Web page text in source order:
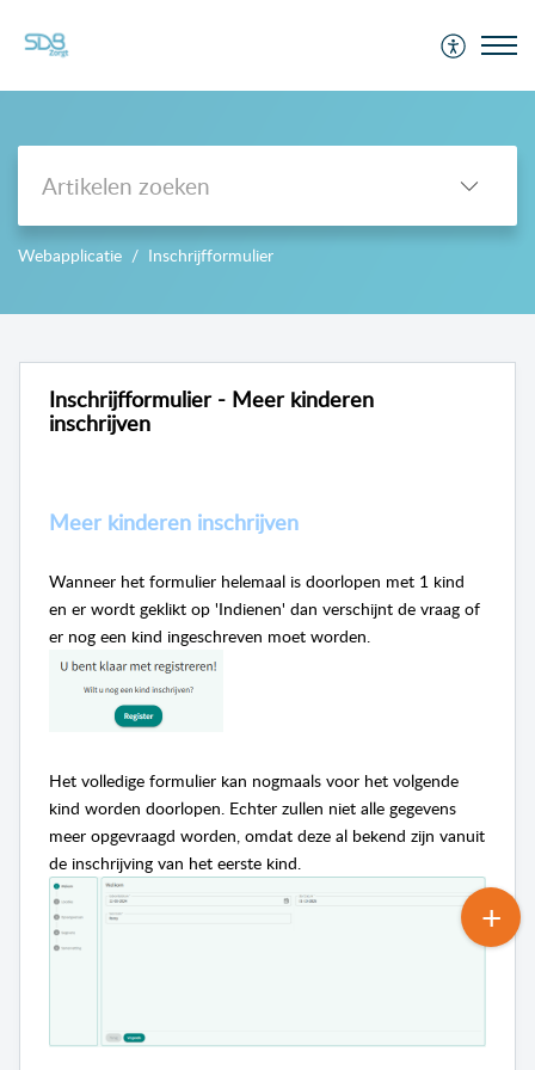
Webapplicatie Inschrijfformulier
Inschrijfformulier - Meer kinderen
inschrijven
Meer kinderen inschrijven
Wanneer het formulier helemaal is doorlopen met 1 kind
en er wordt geklikt op 'Indienen' dan verschijnt de vraag of
er nog een kind ingeschreven moet worden.
Het volledige formulier kan nogmaals voor het volgende
kind worden doorlopen. Echter zullen niet alle gegevens
meer opgevraagd worden, omdat deze al bekend zijn vanuit
de inschrijving van het eerste kind.